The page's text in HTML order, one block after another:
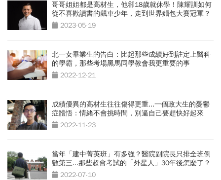
哥哥姐姐都是高材生，他卻18歲就休學！陳耀訓如何
從不喜歡讀書的飆車少年，走到世界麵包大賽冠軍？
2023-05-19
北一女畢業生的告白：比起那些成績好到註定上醫科
的學霸，那些考場黑馬同學教會我更重要的事
2022-12-21
成績優異的高材生往往傷得更重...一個政大生的憂鬱
症體悟：情緒不會挑時間，別逼自己要趕快好起來
2022-11-23
當年「建中菁英班」有多強？醫院副院長只排全班倒
數第三...那些超會考試的「外星人」30年後怎麼了？
2022-07-10